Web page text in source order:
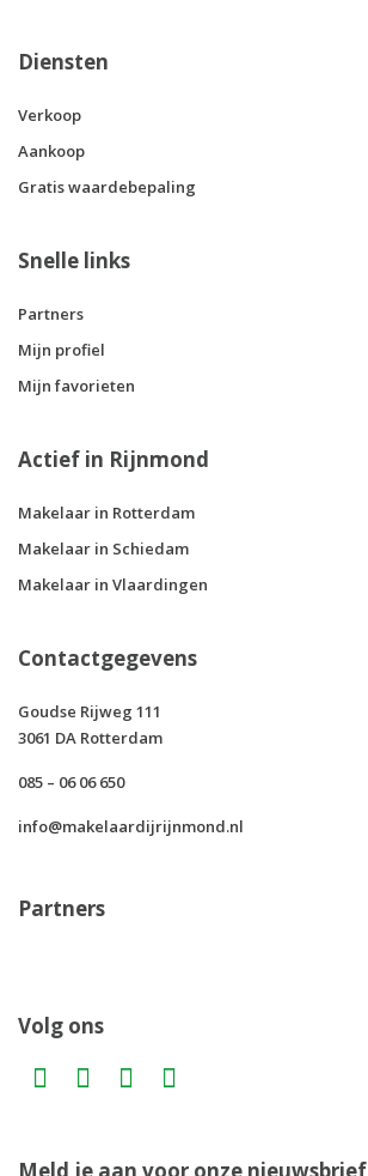
Diensten
Verkoop
Aankoop
Gratis waardebepaling
Snelle links
Partners
Mijn profiel
Mijn favorieten
Actief in Rijnmond
Makelaar in Rotterdam
Makelaar in Schiedam
Makelaar in Vlaardingen
Contactgegevens
Goudse Rijweg 111
3061 DA Rotterdam
085 – 06 06 650
info@makelaardijrijnmond.nl
Partners
Volg ons